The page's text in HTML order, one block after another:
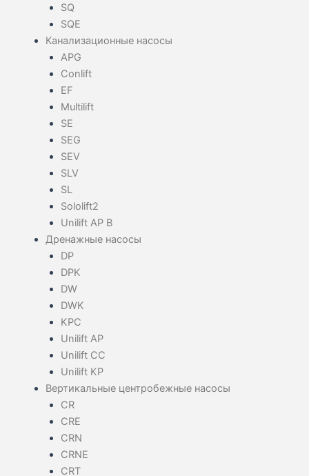
SQ
SQE
Канализационные насосы
APG
Conlift
EF
Multilift
SE
SEG
SEV
SLV
SL
Sololift2
Unilift AP B
Дренажные насосы
DP
DPK
DW
DWK
KPC
Unilift AP
Unilift CC
Unilift KP
Вертикальные центробежные насосы
CR
CRE
CRN
CRNE
CRT